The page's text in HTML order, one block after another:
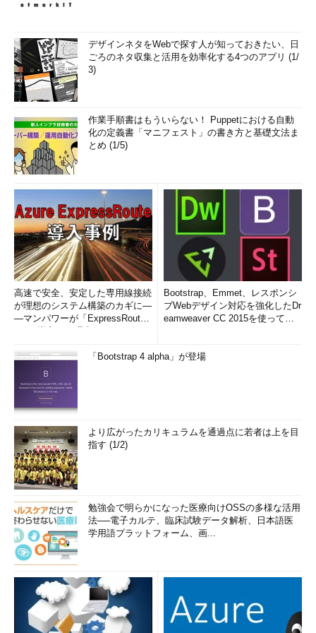
デザインネタをWebで探す人が知っておきたい、日
ごろのネタ収集と活用を効率化する4つのアプリ (1/
3)
作業手順書はもういらない！ Puppetにおける自動
化の定義書「マニフェスト」の書き方と基礎文法ま
とめ (1/5)
高速で安全、安定した専用線接続
が理想のシステム構築のカギに―
―マンパワーが「ExpressRout
Bootstrap、Emmet、レスポンシ
ブWebデザイン対応を強化したDr
eamweaver CC 2015を使って
「Bootstrap 4 alpha」が登場
より広がったカリキュラムを通過点に若者は上を目
指す (1/2)
勉強会で明らかになった医療向けOSSの多様な活用
法──電子カルテ、臨床試験データ解析、日本語医
学用語プラットフォーム、画...